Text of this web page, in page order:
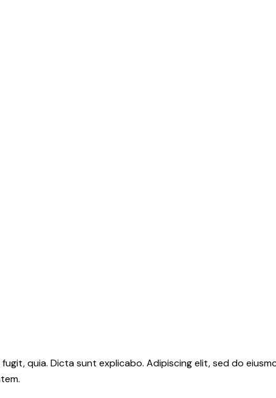
quia. Dicta sunt explicabo. Adipiscing elit, sed do